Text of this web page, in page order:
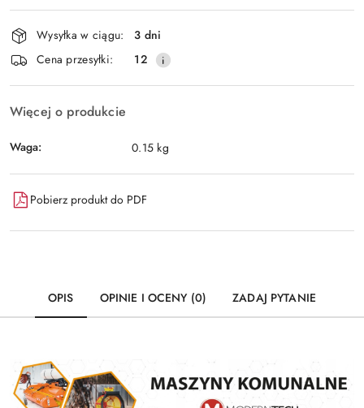
Wyślij
Dostępność
i
dostawa
Wysyłka w ciągu:
3 dni
Cena przesyłki:
12
Więcej o produkcie
Waga: 0.15 kg
Pobierz produkt do PDF
OPIS OPINIE I OCENY (0) ZADAJ PYTANIE